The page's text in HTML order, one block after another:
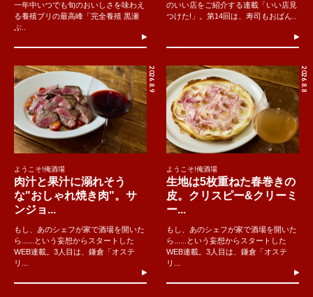
一年中いつでも旬のおいしさを味わえ
る養殖ブリの最高峰「完全養殖 黒瀬
ぶ..
のいい店をご紹介する連載「いい店見
つけた!」。第14回は、寿司もおばん..
2026.8.9
ようこそ!俺酒場
肉汁と果汁に溺れそう
な"おしゃれ焼き肉"。サ
ンジョ...
もし、あのシェフが家で酒場を開いた
ら......という妄想からスタートした
WEB連載。3人目は、鎌倉「オステ
リ...
2026.8.8
ようこそ!俺酒場
生地は5枚重ねた春巻きの
皮。クリスピー&クリーミ
ー...
もし、あのシェフが家で酒場を開いた
ら......という妄想からスタートした
WEB連載。3人目は、鎌倉「オステ
リ...